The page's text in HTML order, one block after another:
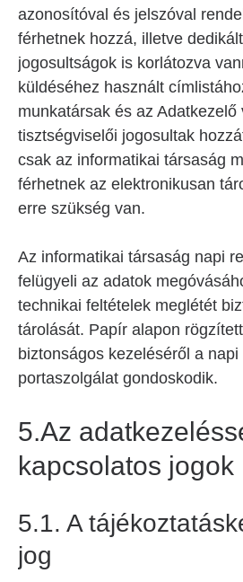
azonosítóval és jelszóval
férhetnek hozzá, illetve
jogosultságok is korlátozva
küldéséhez használt
munkatársak és az Adatkezelő
tisztségviselői jogosultak
csak az informatikai társaság
férhetnek az elektronikusan
erre szükség van.
Az informatikai társaság napi
felügyeli az adatok
technikai feltételek meglétét
tárolását. Papír alapon
biztonságos kezeléséről a
portaszolgálat gondoskodik.
5.Az
kapcsolatos jogok
5.1. A
jog